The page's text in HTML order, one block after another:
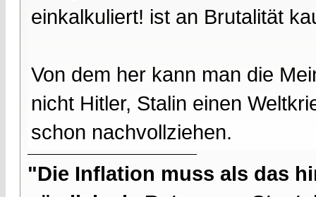
einkalkuliert! ist an Brutalität
Von dem her kann man die
nicht Hitler, Stalin einen
schon nachvollziehen.
"Die Inflation muss als das